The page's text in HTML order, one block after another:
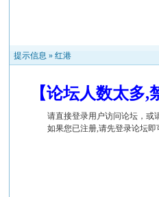
提示信息 »红港
【论坛人数太
请直接登录用户访问论坛，或
如果您已注册,请先登录论坛即